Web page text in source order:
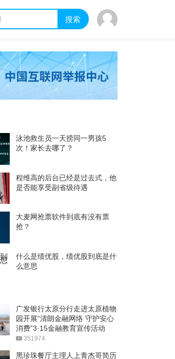
搜索
泳池救生员一天捞同一男孩5
次！家长去哪了？
程维高的后台已经是过去式，他
是否能享受副省级待遇
大麦网抢票软件到底有没有票
抢？
什么是绩优股，绩优股到底是什
么意思
广发银行太原分行走进太原植物
园开展“清朗金融网络 守护安心
消费”3·15金融教育宣传活动
351974
黑珍珠餐厅主理人上青杰哥简历